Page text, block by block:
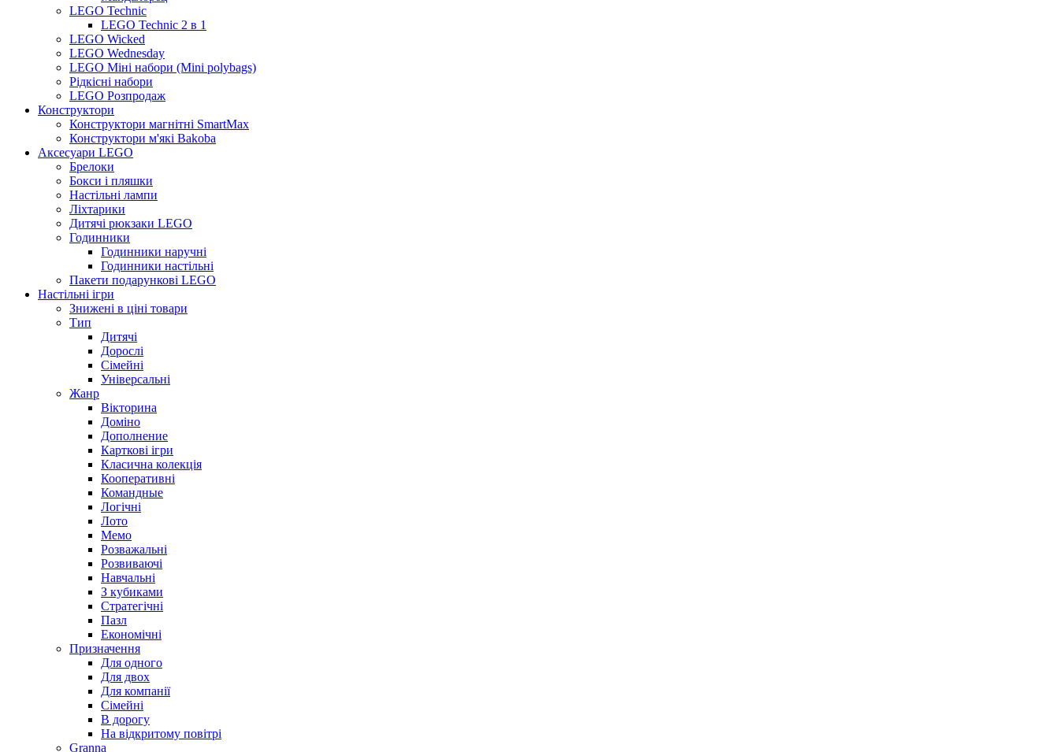
LEGO Technic
LEGO Technic 2 в 1
LEGO Wicked
LEGO Wednesday
LEGO Міні набори (Mini polybags)
Рідкісні набори
LEGO Розпродаж
Конструктори
Конструктори магнітні SmartMax
Конструктори м'які Bakoba
Аксесуари LEGO
Брелоки
Бокси і пляшки
Настільні лампи
Ліхтарики
Дитячі рюкзаки LEGO
Годинники
Годинники наручні
Годинники настільні
Пакети подарункові LEGO
Настільні ігри
Знижені в ціні товари
Тип
Дитячі
Дорослі
Сімейні
Універсальні
Жанр
Вікторина
Доміно
Дополнение
Карткові ігри
Класична колекція
Кооперативні
Командные
Логічні
Лото
Мемо
Розважальні
Розвиваючі
Навчальні
З кубиками
Стратегічні
Пазл
Економічні
Призначення
Для одного
Для двох
Для компанії
Сімейні
В дорогу
На відкритому повітрі
Granna